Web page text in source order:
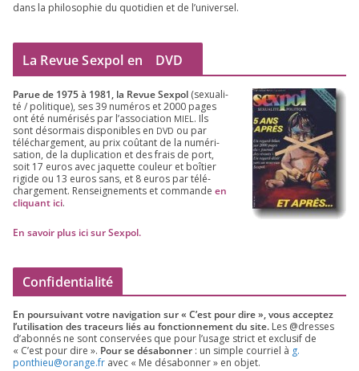
dans la phi­lo­so­phie du quo­ti­dien et de l’universel.
La Revue Sexpol en DVD
Parue de 1975à 1981, la Revue Sex­pol (sexua­li­
té /​ poli­tique), ses39 numé­ros et2000 pages
ont été numé­ri­sés par l’as­so­cia­tion MIEL. Ils
sont désor­mais dis­po­nibles en DVD ou par
télé­char­ge­ment, au prix coû­tant de la numé­ri­
sa­tion, de la dupli­ca­tion et des frais de port,
soit 17 euros avec jaquette cou­leur et boî­tier
rigide ou 13 euros sans, et 8 euros par télé­
char­ge­ment. Ren­sei­gne­ments et com­mande en
cli­quant ici.
En savoir plus ici sur Sexpol.
Confidentialité
En pour­sui­vant votre navi­ga­tion sur « C’est pour dire », vous accep­tez
l’utilisation des tra­ceurs liés au fonc­tion­ne­ment du site. Les @dresses
d’a­bon­nés ne sont conser­vées que pour l’u­sage strict et exclu­sif de
« C’est pour dire ». Pour se désa­bon­ner : un simple cour­riel à g.​
ponthieu@​orange.​fr avec « Me désa­bon­ner » en objet.